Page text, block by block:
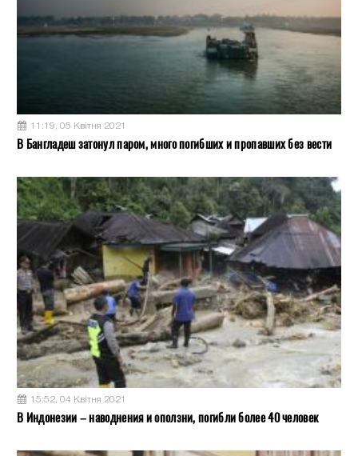
11:19, 05 Квітня 2021
В Бангладеш затонул паром, много погибших и пропавших без вести
15:52, 04 Квітня 2021
В Индонезии – наводнения и оползни, погибли более 40 человек